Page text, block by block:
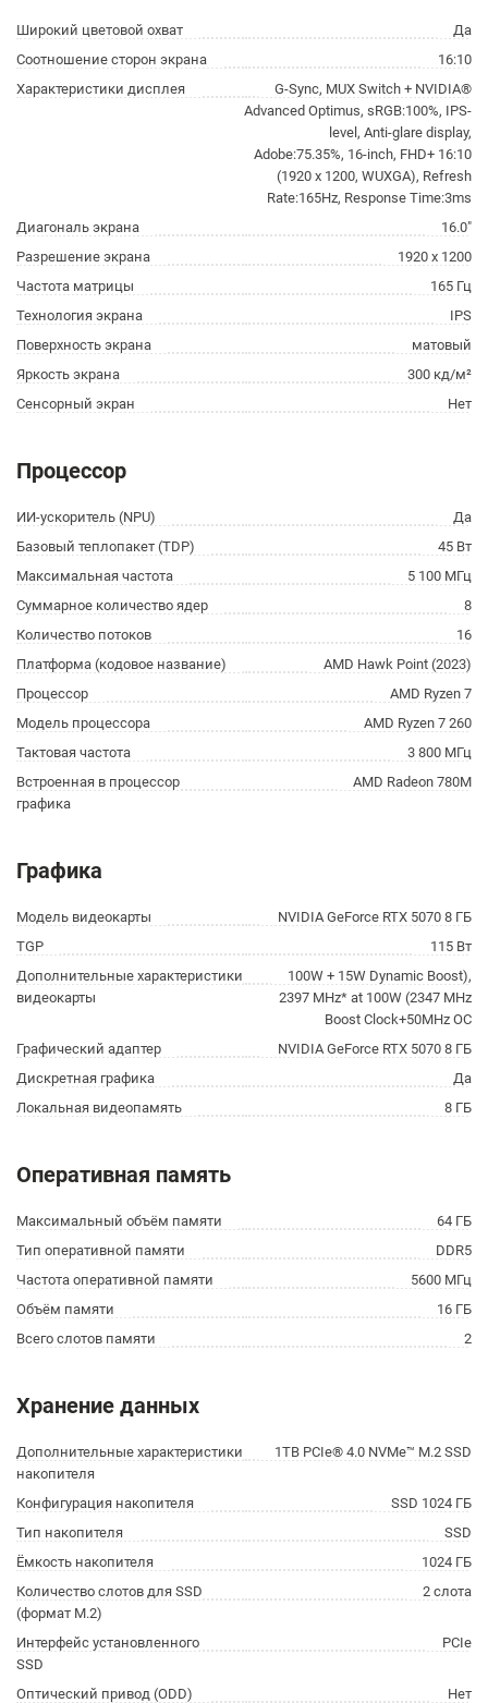
Широкий цветовой охват
Да
Соотношение сторон экрана
16:10
Характеристики дисплея
G-Sync, MUX Switch + NVIDIA®
Advanced Optimus, sRGB:100%, IPS-
level, Anti-glare display,
Adobe:75.35%, 16-inch, FHD+ 16:10
(1920 x 1200, WUXGA), Refresh
Rate:165Hz, Response Time:3ms
Диагональ экрана
16.0"
Разрешение экрана
1920 x 1200
Частота матрицы
165 Гц
Технология экрана
IPS
Поверхность экрана
матовый
Яркость экрана
300 кд/м²
Сенсорный экран
Нет
Процессор
ИИ-ускоритель (NPU)
Да
Базовый теплопакет (TDP)
45 Вт
Максимальная частота
5 100 МГц
Суммарное количество ядер
8
Количество потоков
16
Платформа (кодовое название)
AMD Hawk Point (2023)
Процессор
AMD Ryzen 7
Модель процессора
AMD Ryzen 7 260
Тактовая частота
3 800 МГц
Встроенная в процессор
графика
AMD Radeon 780M
Графика
Модель видеокарты
NVIDIA GeForce RTX 5070 8 ГБ
TGP
115 Вт
Дополнительные характеристики
видеокарты
100W + 15W Dynamic Boost),
2397 MHz* at 100W (2347 MHz
Boost Clock+50MHz OC
Графический адаптер
NVIDIA GeForce RTX 5070 8 ГБ
Дискретная графика
Да
Локальная видеопамять
8 ГБ
Оперативная память
Максимальный объём памяти
64 ГБ
Тип оперативной памяти
DDR5
Частота оперативной памяти
5600 МГц
Объём памяти
16 ГБ
Всего слотов памяти
2
Хранение данных
Дополнительные характеристики
накопителя
1TB PCIe® 4.0 NVMe™ M.2 SSD
Конфигурация накопителя
SSD 1024 ГБ
Тип накопителя
SSD
Ёмкость накопителя
1024 ГБ
Количество слотов для SSD
(формат M.2)
2 слота
Интерфейс установленного
SSD
PCIe
Оптический привод (ODD)
Нет